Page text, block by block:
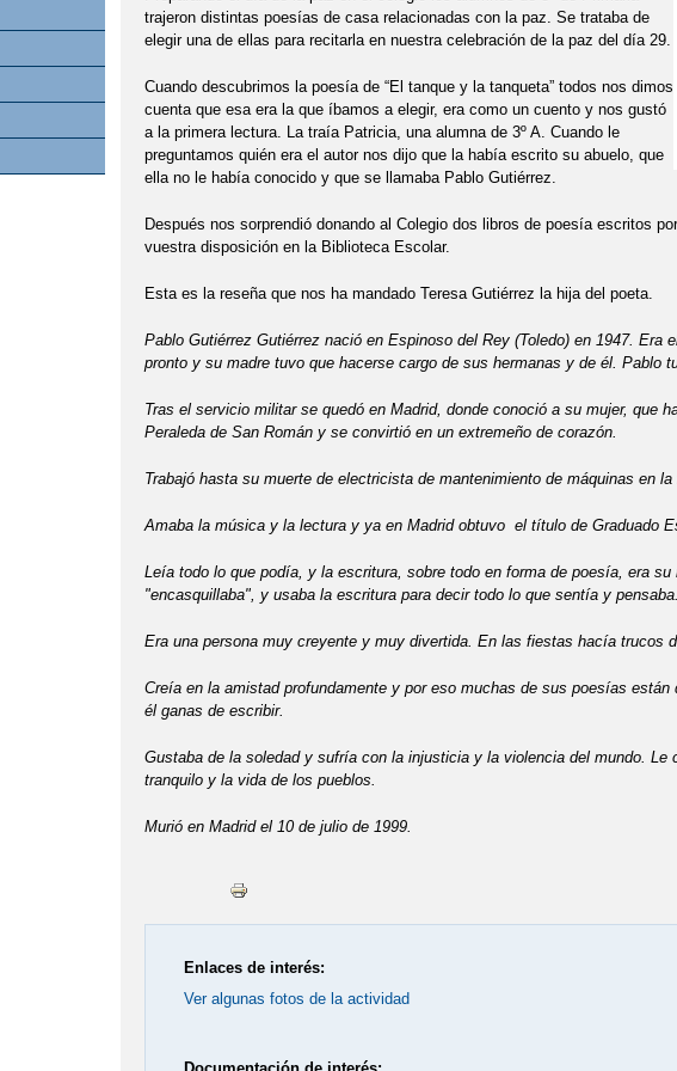
trajeron distintas poesías de casa relacionadas con la paz. Se trataba de
elegir una de ellas para recitarla en nuestra celebración de la paz del día 29.
Cuando descubrimos la poesía de “El tanque y la tanqueta” todos nos dimos
cuenta que esa era la que íbamos a elegir, era como un cuento y nos gustó
a la primera lectura. La traía Patricia, una alumna de 3º A. Cuando le
preguntamos quién era el autor nos dijo que la había escrito su abuelo, que
ella no le había conocido y que se llamaba Pablo Gutiérrez.
Después nos sorprendió donando al Colegio dos libros de poesía escritos
vuestra disposición en la Biblioteca Escolar.
Esta es la reseña que nos ha mandado Teresa Gutiérrez la hija del poeta.
Pablo Gutiérrez Gutiérrez nació en Espinoso del Rey (Toledo) en 1947.
pronto y su madre tuvo que hacerse cargo de sus hermanas y de él. Pablo
Tras el servicio militar se quedó en Madrid, donde conoció a su mujer, que
Peraleda de San Román y se convirtió en un extremeño de corazón.
Trabajó hasta su muerte de electricista de mantenimiento de máquinas en la
Amaba la música y la lectura y ya en Madrid obtuvo el título de Graduado
Leía todo lo que podía, y la escritura, sobre todo en forma de poesía, era
"encasquillaba", y usaba la escritura para decir todo lo que sentía y pensaba.
Era una persona muy creyente y muy divertida. En las fiestas hacía trucos
Creía en la amistad profundamente y por eso muchas de sus poesías
él ganas de escribir.
Gustaba de la soledad y sufría con la injusticia y la violencia del mundo.
tranquilo y la vida de los pueblos.
Murió en Madrid el 10 de julio de 1999.
Enlaces de interés:
Ver algunas fotos de la actividad